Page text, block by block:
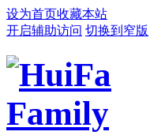
设为首页收藏本站
开启辅助访问 切换到窄版